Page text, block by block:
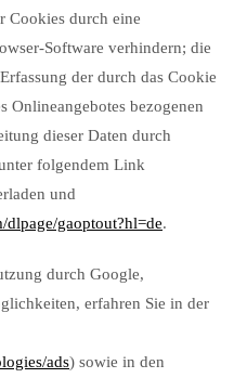
Cookies durch eine
Software verhindern; die
der durch das Cookie
Onlineangebotes bezogenen
dieser Daten durch
folgendem Link
und
gaoptout?hl=de.
durch Google,
erfahren Sie in der
ads) sowie in den